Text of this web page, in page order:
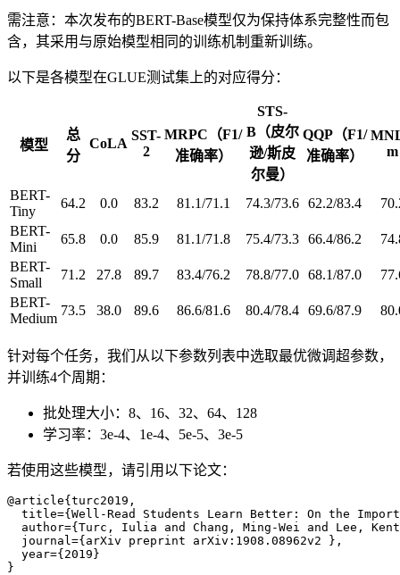
需注意：本次发布的BERT-Base模型仅为保持体系完整性而包
含，其采用与原始模型相同的训练机制重新训练。
以下是各模型在GLUE测试集上的对应得分：
模型
总
分
CoLA
SST-
2
MRPC（F1/
准确率）
STS-
B（皮尔
逊/斯皮
尔曼）
QQP（F1/
准确率）
m
BERT-
Tiny
64.2 0.0 83.2 81.1/71.1 74.3/73.6 62.2/83.4
BERT-
Mini
65.8 0.0 85.9 81.1/71.8 75.4/73.3 66.4/86.2
BERT-
Small
71.2 27.8 89.7 83.4/76.2 78.8/77.0 68.1/87.0
BERT-
Medium
73.5 38.0 89.6 86.6/81.6 80.4/78.4 69.6/87.9
针对每个任务，我们从以下参数列表中选取最优微调超参数，
并训练4个周期：
批处理大小：8、16、32、64、128
学习率：3e-4、1e-4、5e-5、3e-5
若使用这些模型，请引用以下论文：
@article{turc2019,
title={Well-Read Students Learn Better: On the
author={Turc, Iulia and Chang, Ming-Wei and Lee,
  journal={arXiv preprint arXiv:1908.08962v2 },
  year={2019}
}